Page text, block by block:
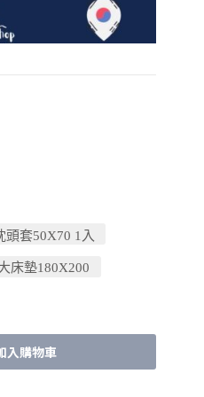
頭套50X70 1入
床墊180X200
入購物車